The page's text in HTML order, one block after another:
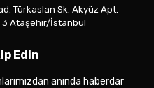
Türkaslan Sk. Akyüz Apt.
3 Ataşehir/İstanbul
Edin
anında haberdar